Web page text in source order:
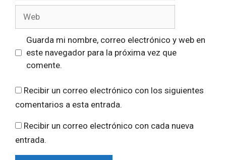
Guarda mi nombre, correo electrónico y web en
este navegador para la próxima vez que
comente.
Recibir un correo electrónico con los siguientes
comentarios a esta entrada.
Recibir un correo electrónico con cada nueva
entrada.